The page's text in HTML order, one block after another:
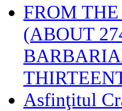
FROM
(ABOUT
Asfinţitul